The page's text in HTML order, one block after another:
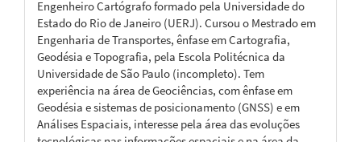
Engenheiro Cartógrafo formado pela Universidade do
Estado do Rio de Janeiro (UERJ). Cursou o Mestrado em
Engenharia de Transportes, ênfase em Cartografia,
Geodésia e Topografia, pela Escola Politécnica da
Universidade de São Paulo (incompleto). Tem
experiência na área de Geociências, com ênfase em
Geodésia e sistemas de posicionamento (GNSS) e em
Análises Espaciais, interesse pela área das evoluções